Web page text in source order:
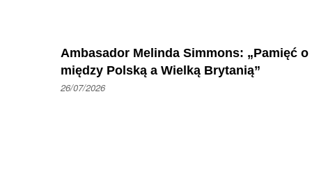
Ambasador Melinda Simmons: „Pamięć
między Polską a Wielką Brytanią”
26/07/2026